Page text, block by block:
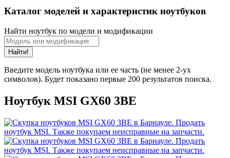
Каталог моделей и характеристик ноутбуков
Найти ноутбук по модели и модификации
Найти!
Введите модель ноутбука или ее часть (не менее 2-ух
символов). Будет показано первые 200 результатов поиска.
Ноутбук MSI GX60 3BE